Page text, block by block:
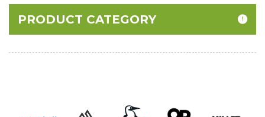
PRODUCT CATEGORY